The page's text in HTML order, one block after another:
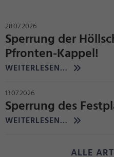
28.07.2026
Sperrung der
Pfronten-Kappel!
WEITERLESEN...
13.07.2026
Sperrung des
WEITERLESEN...
ALLE